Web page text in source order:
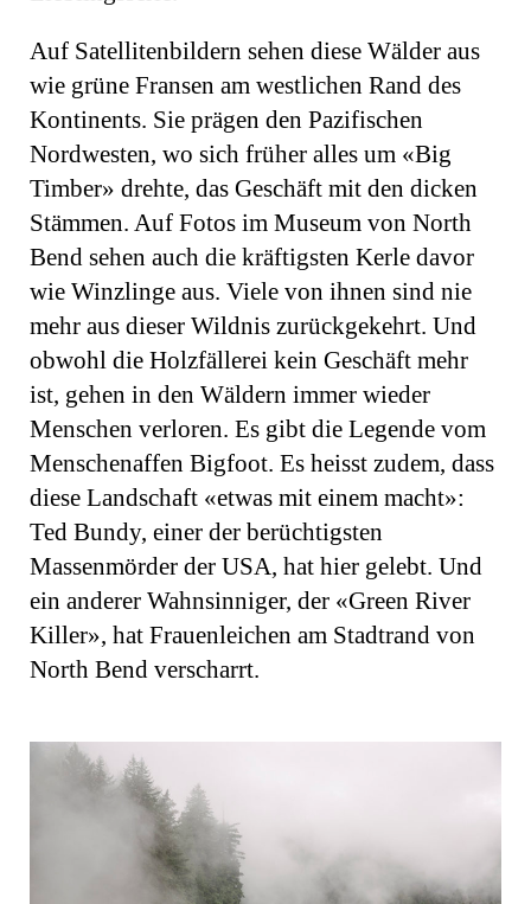
Auf Satellitenbildern sehen diese Wälder aus
wie grüne Fransen am westlichen Rand des
Kontinents. Sie prägen den Pazifischen
Nordwesten, wo sich früher alles um «Big
Timber» drehte, das Geschäft mit den dicken
Stämmen. Auf Fotos im Museum von North
Bend sehen auch die kräftigsten Kerle davor
wie Winzlinge aus. Viele von ihnen sind nie
mehr aus dieser Wildnis zurückgekehrt. Und
obwohl die Holzfällerei kein Geschäft mehr
ist, gehen in den Wäldern immer wieder
Menschen verloren. Es gibt die Legende vom
Menschenaffen Bigfoot. Es heisst zudem, dass
diese Landschaft «etwas mit einem macht»:
Ted Bundy, einer der berüchtigsten
Massenmörder der USA, hat hier gelebt. Und
ein anderer Wahnsinniger, der «Green River
Killer», hat Frauenleichen am Stadtrand von
North Bend verscharrt.